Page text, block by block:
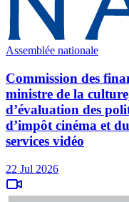
Assemblée nationale
Commission des
ministre de la
d’évaluation des
d’impôt cinéma et
services vidéo
22 Jul 2026